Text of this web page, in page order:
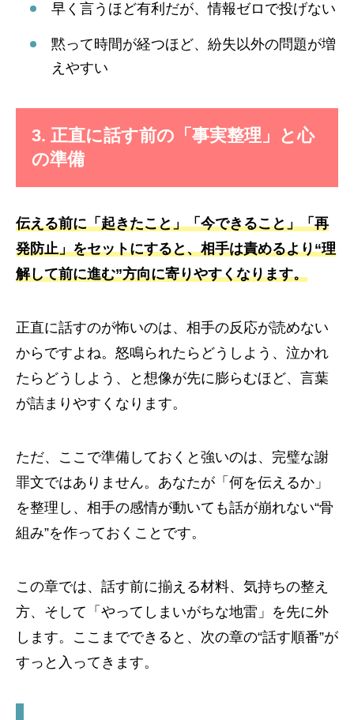
早く言うほど有利だが、情報ゼロで投げない
黙って時間が経つほど、紛失以外の問題が増
えやすい
3. 正直に話す前の「事実整理」と心
の準備
伝える前に「起きたこと」「今できること」「再
発防止」をセットにすると、相手は責めるより“理
解して前に進む”方向に寄りやすくなります。
正直に話すのが怖いのは、相手の反応が読めない
からですよね。怒鳴られたらどうしよう、泣かれ
たらどうしよう、と想像が先に膨らむほど、言葉
が詰まりやすくなります。
ただ、ここで準備しておくと強いのは、完璧な謝
罪文ではありません。あなたが「何を伝えるか」
を整理し、相手の感情が動いても話が崩れない“骨
組み”を作っておくことです。
この章では、話す前に揃える材料、気持ちの整え
方、そして「やってしまいがちな地雷」を先に外
します。ここまでできると、次の章の“話す順番”が
すっと入ってきます。